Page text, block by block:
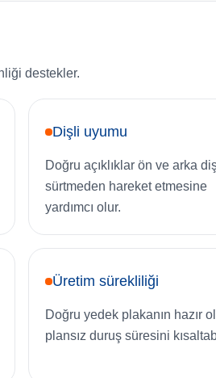
destekler.
Dişli uyumu
Doğru açıklıklar ön ve arka
sürtmeden hareket etmesine
yardımcı olur.
Üretim sürekliliği
Doğru yedek plakanın hazır
plansız duruş süresini